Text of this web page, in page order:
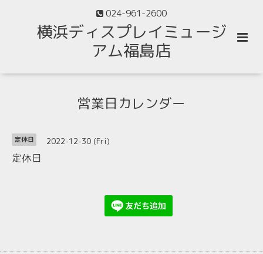
024-961-2600
横浜ディスプレイミュージ
アム福島店
営業日カレンダー
定休日 2022-12-30 (Fri)
定休日